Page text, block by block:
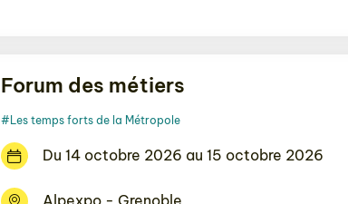
Forum des métiers
#Les temps forts de la Métropole
Du 14 octobre 2026 au 15 octobre 2026